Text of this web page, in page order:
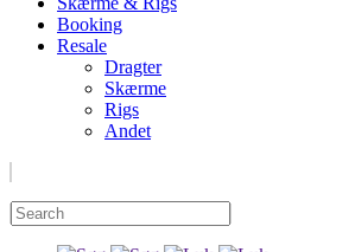
Booking
Resale
Dragter
Skærme
Rigs
Andet